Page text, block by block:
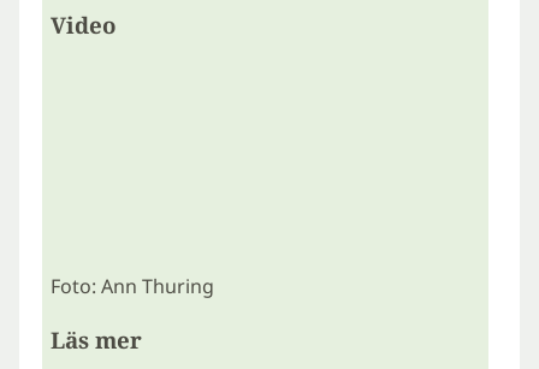
Video
Foto: Ann Thuring
Läs mer